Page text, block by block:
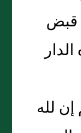
قبض
لله